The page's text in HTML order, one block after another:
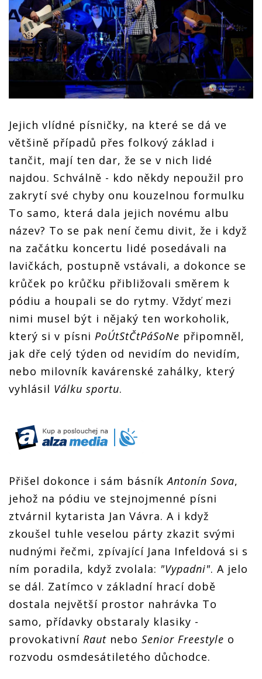
Jejich vlídné písničky, na které se dá ve
většině případů přes folkový základ i
tančit, mají ten dar, že se v nich lidé
najdou. Schválně - kdo někdy nepoužil pro
zakrytí své chyby onu kouzelnou formulku
To samo, která dala jejich novému albu
název? To se pak není čemu divit, že i když
na začátku koncertu lidé posedávali na
lavičkách, postupně vstávali, a dokonce se
krůček po krůčku přibližovali směrem k
pódiu a houpali se do rytmy. Vždyť mezi
nimi musel být i nějaký ten workoholik,
který si v písni PoÚtStČtPáSoNe připomněl,
jak dře celý týden od nevidím do nevidím,
nebo milovník kavárenské zahálky, který
vyhlásil Válku sportu.
Přišel dokonce i sám básníkAntonín Sova,
jehož na pódiu ve stejnojmenné písni
ztvárnil kytarista Jan Vávra. A i když
zkoušel tuhle veselou párty zkazit svými
nudnými řečmi, zpívající Jana Infeldová si s
ním poradila, když zvolala: "Vypadni". A jelo
se dál. Zatímco v základní hrací době
dostala největší prostor nahrávka To
samo, přídavky obstaraly klasiky -
provokativní Raut nebo Senior Freestyle o
rozvodu osmdesátiletého důchodce.